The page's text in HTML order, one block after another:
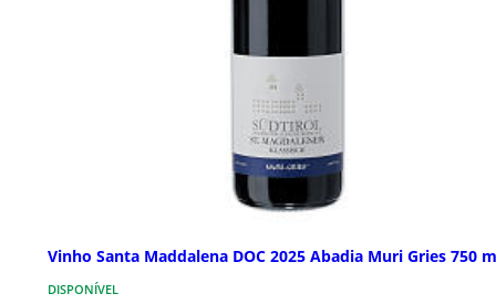
Vinho Santa Maddalena DOC 2025 Abadia Muri Gries 750
DISPONÍVEL